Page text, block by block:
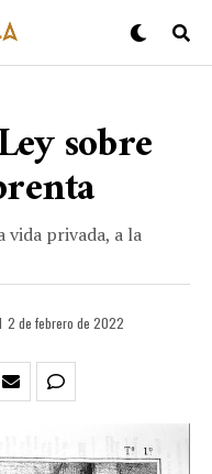
sobre
vida privada, a la
2 de febrero de 2022